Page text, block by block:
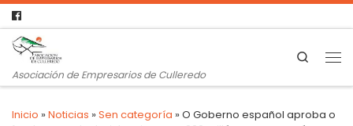
Asociación de Empresarios de Culleredo
Search
Inicio »Noticias »Sen categoría »O Goberno español aproba o